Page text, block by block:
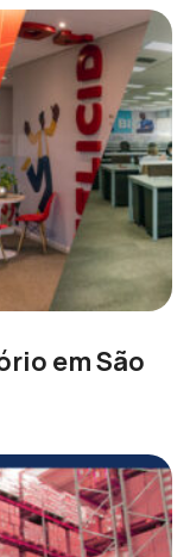
em São